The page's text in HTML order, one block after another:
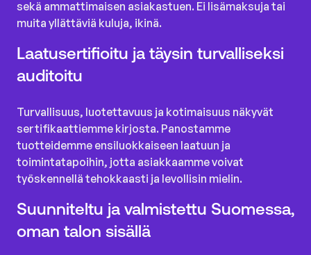
sekä ammattimaisen asiakastuen. Ei lisämaksuja tai
muita yllättäviä kuluja, ikinä.
Laatusertifioitu ja täysin turvalliseksi
auditoitu
Turvallisuus, luotettavuus ja kotimaisuus näkyvät
sertifikaattiemme kirjosta. Panostamme
tuotteidemme ensiluokkaiseen laatuun ja
toimintatapoihin, jotta asiakkaamme voivat
työskennellä tehokkaasti ja levollisin mielin.
Suunniteltu ja valmistettu Suomessa,
oman talon sisällä